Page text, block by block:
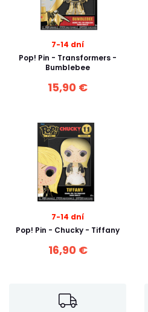
7-14 dní
Pop! Pin - Transformers -
Bumblebee
15,90 €
7-14 dní
Pop! Pin - Chucky - Tiffany
16,90 €